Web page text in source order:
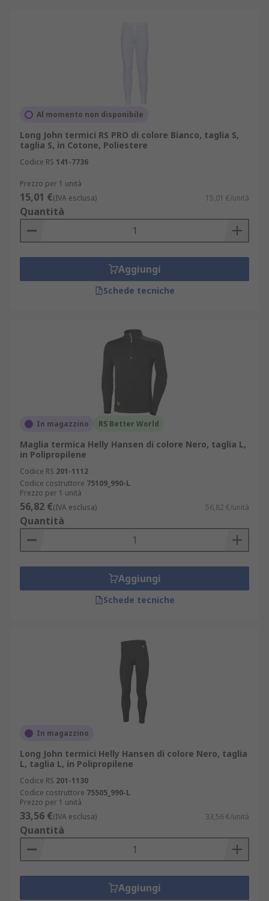
Al momento non disponibile
Long John termici RS PRO di colore Bianco, taglia S,
taglia S, in Cotone, Poliestere
Codice RS 141-7736
Prezzo per 1 unità
15,01 €(IVA esclusa) 15,01 €/unità
Quantità
Aggiungi
Schede tecniche
In magazzino RS Better World
Maglia termica Helly Hansen di colore Nero, taglia L,
in Polipropilene
Codice RS 201-1112
Codice costruttore 75109_990-L
Prezzo per 1 unità
56,82 €(IVA esclusa) 56,82 €/unità
Quantità
Aggiungi
Schede tecniche
In magazzino
Long John termici Helly Hansen di colore Nero, taglia
L, taglia L, in Polipropilene
Codice RS 201-1130
Codice costruttore 75505_990-L
Prezzo per 1 unità
33,56 €(IVA esclusa) 33,56 €/unità
Quantità
Aggiungi